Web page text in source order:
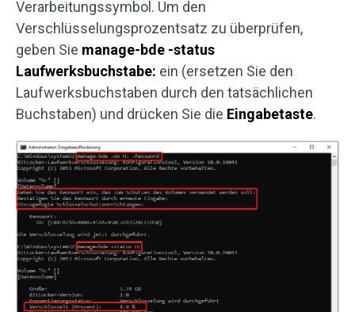
Verarbeitungssymbol. Um den
Verschlüsselungsprozentsatz zu überprüfen,
geben Sie manage-bde -status
Laufwerksbuchstabe: ein (ersetzen Sie den
Laufwerksbuchstaben durch den tatsächlichen
Buchstaben) und drücken Sie die Eingabetaste.